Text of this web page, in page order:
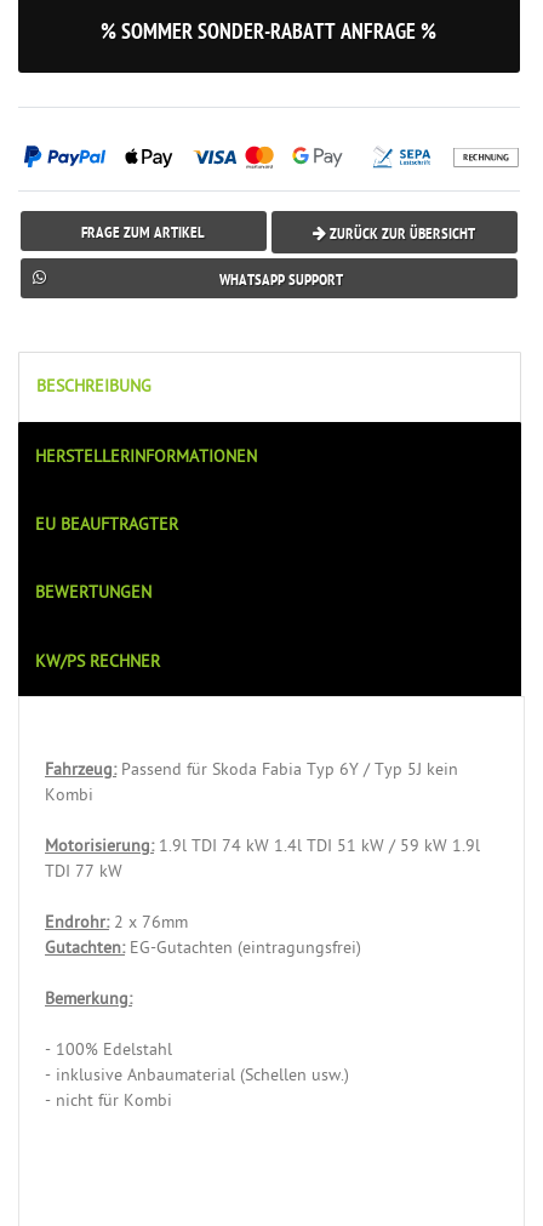
% SOMMER SONDER-RABATT ANFRAGE %
FRAGE ZUM ARTIKEL ZURÜCK ZUR ÜBERSICHT
WHATSAPP SUPPORT
BESCHREIBUNG
HERSTELLERINFORMATIONEN
EU BEAUFTRAGTER
BEWERTUNGEN
KW/PS RECHNER
Fahrzeug:Passend für Skoda Fabia Typ 6Y / Typ 5J kein
Kombi
Motorisierung:1.9l TDI 74 kW 1.4l TDI 51 kW / 59 kW 1.9l
TDI 77 kW
Endrohr:2 x 76mm
Gutachten:EG-Gutachten (eintragungsfrei)
Bemerkung:
- 100% Edelstahl
- inklusive Anbaumaterial (Schellen usw.)
- nicht für Kombi